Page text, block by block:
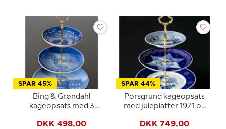
SPAR 45%
Bing & Grøndahl
kageopsats med 3
DKK 498,00
SPAR 44%
Porsgrund kageopsats
med juleplatter 1971 og
DKK 749,00